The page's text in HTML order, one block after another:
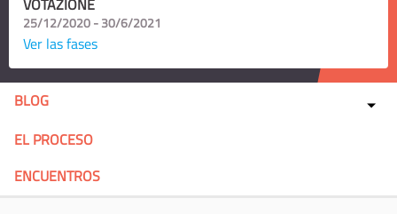
VOTAZIONE
25/12/2020 - 30/6/2021
Ver las fases
BLOG
EL PROCESO
ENCUENTROS